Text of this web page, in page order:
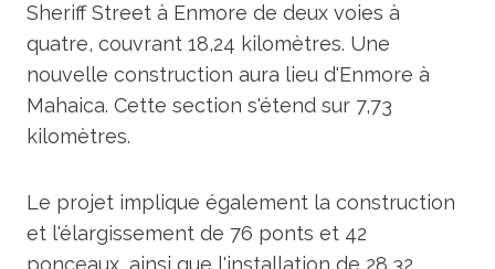
Sheriff Street à Enmore de deux voies à
quatre, couvrant 18,24 kilomètres. Une
nouvelle construction aura lieu d'Enmore à
Mahaica. Cette section s'étend sur 7,73
kilomètres.
Le projet implique également la construction
et l'élargissement de 76 ponts et 42
ponceaux, ainsi que l'installation de 28,32